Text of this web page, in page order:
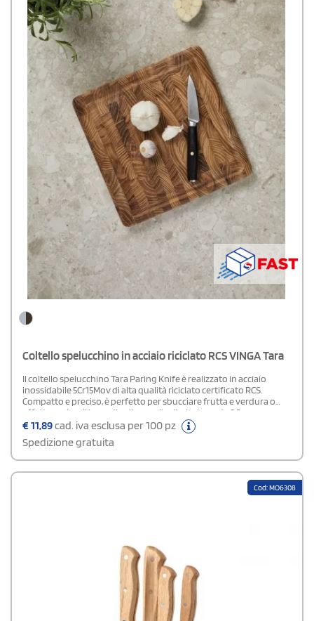
Coltello spelucchino in acciaio riciclato RCS VINGA Tara
Il coltello spelucchino Tara Paring Knife è realizzato in acciaio
inossidabile 5Cr15Mov di alta qualità riciclato certificato RCS.
Compatto e preciso, è perfetto per sbucciare frutta e verdura o
affettare piccoli ingredienti come l’aglio. La lama da 8,5 cm su una
lunghezza totale di 19,5 cm offre controllo e finezza nelle
preparazioni. Il manico in Pakkawood assicura una presa comoda e
stabile, mentre il bilanciamento della lama rende il coltello
maneggevole. Lavare solo a mano per garantire una lunga durata.
l'intera catena di approvvigionamento dei materiali riciclati sia
certificata. Il contenuto totale di materiale riciclato si basa sul peso
€11,89cad. iva esclusa per 100 pz
Spedizione gratuita
Cod: MO6308